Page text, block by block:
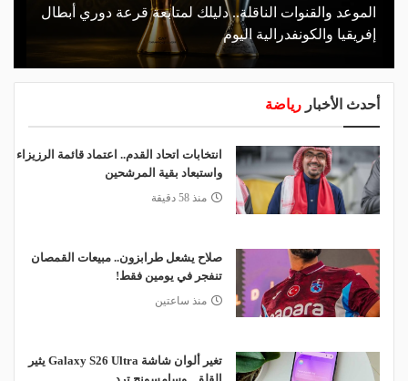
الموعد والقنوات الناقلة.. دليلك لمتابعة قرعة دوري أبطال
إفريقيا والكونفدرالية اليوم
أحدث الأخبار رياضة
انتخابات اتحاد القدم.. اعتماد قائمة الرزيزاء
واستبعاد بقية المرشحين
منذ 58 دقيقة
صلاح يشعل طرابزون.. مبيعات القمصان
تنفجر في يومين فقط!
منذ ساعتين
تغير ألوان شاشة Galaxy S26 Ultra يثير